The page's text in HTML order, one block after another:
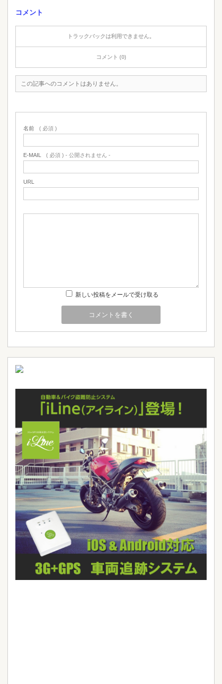
コメント
トラックバックは利用できません。
コメント (0)
この記事へのコメントはありません。
名前 ( 必須 )
E-MAIL ( 必須 ) - 公開されません -
URL
新しい投稿をメールで受け取る